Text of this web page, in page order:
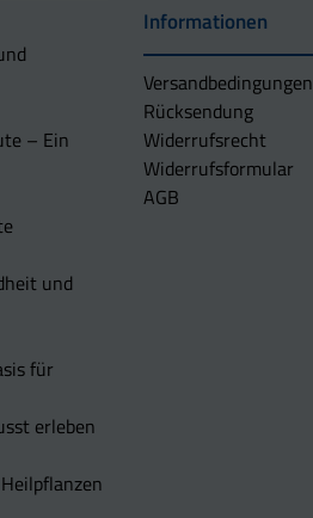
– Ein
und
für
erleben
Informationen
Versandbedingungen
Rücksendung
Widerrufsrecht
Widerrufsformular
AGB